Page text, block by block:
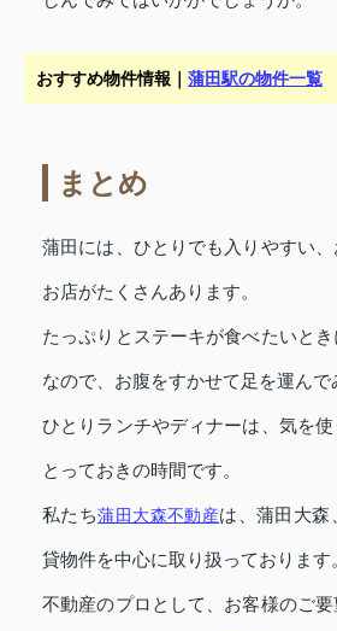
おすすめ物件情報｜ 蒲田駅の物件一覧
まとめ
蒲田には、ひとりでも入りやすい
お店がたくさんあります。
たっぷりとステーキが食べたいと
なので、お腹をすかせて足を運んで
ひとりランチやディナーは、気を
とっておきの時間です。
私たち蒲田大森不動産は、蒲田大森
貸物件を中心に取り扱っております
不動産のプロとして、お客様のご